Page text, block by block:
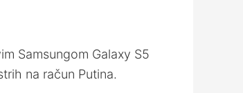
Samsungom Galaxy S5
na račun Putina.